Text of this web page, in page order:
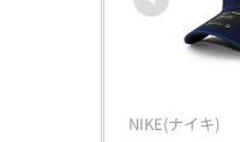
NIKE(ナイキ)